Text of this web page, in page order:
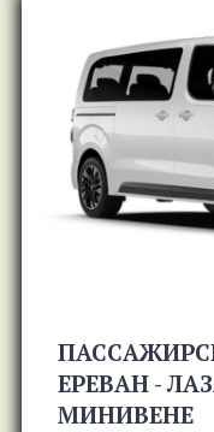
ЕРЕВАН -
МИНИВЕНЕ